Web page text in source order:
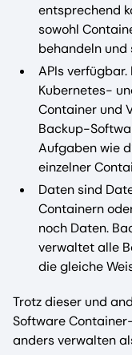
entsprechend
sowohl
behandeln und
APIs
Kubernetes-
Container und
Backup-
Aufgaben wie
einzelner
Daten sind
Containern
noch Daten.
verwaltet alle
die gleiche
Trotz dieser und
Software
anders verwalten